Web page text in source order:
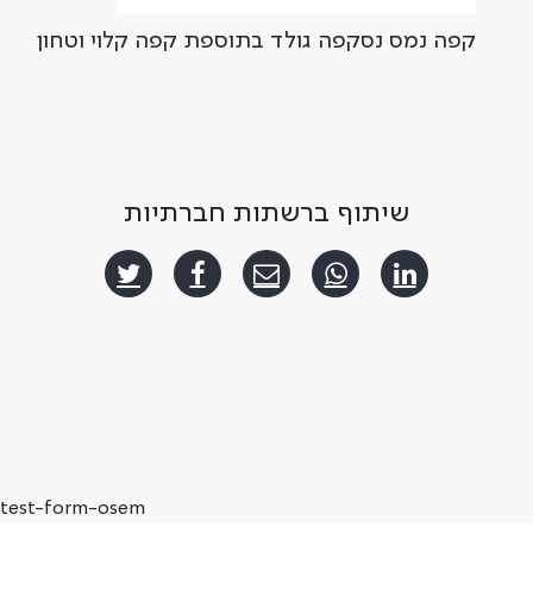
קפה נמס נסקפה גולד בתוספת קפה קלוי וטחון
שיתוף ברשתות חברתיות
test-form-osem